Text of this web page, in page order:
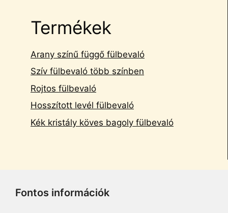
Termékek
Arany színű függő fülbevaló
Szív fülbevaló több színben
Rojtos fülbevaló
Hosszított levél fülbevaló
Kék kristály köves bagoly fülbevaló
Fontos információk